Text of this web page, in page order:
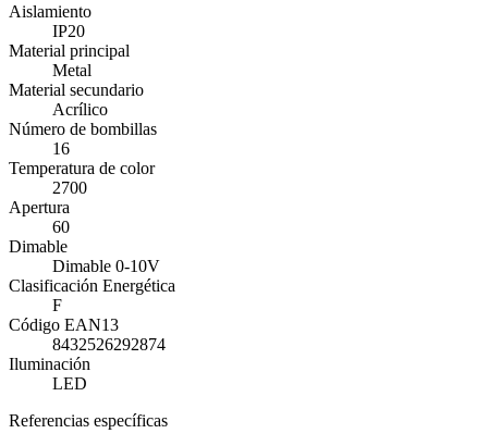
Aislamiento
IP20
Material principal
Metal
Material secundario
Acrílico
Número de bombillas
16
Temperatura de color
2700
Apertura
60
Dimable
Dimable 0-10V
Clasificación Energética
F
Código EAN13
8432526292874
Iluminación
LED
Referencias específicas